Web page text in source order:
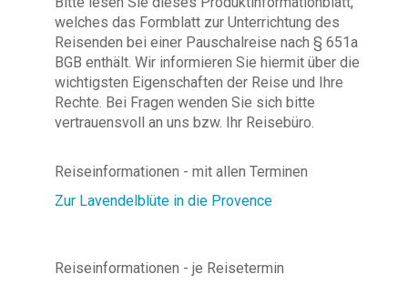
welches das Formblatt zur Unterrichtung des
Reisenden bei einer Pauschalreise nach § 651a
BGB enthält. Wir informieren Sie hiermit über die
wichtigsten Eigenschaften der Reise und Ihre
Rechte. Bei Fragen wenden Sie sich bitte
vertrauensvoll an uns bzw. Ihr Reisebüro.
Reiseinformationen - mit allen Terminen
Zur Lavendelblüte in die Provence
Reiseinformationen - je Reisetermin